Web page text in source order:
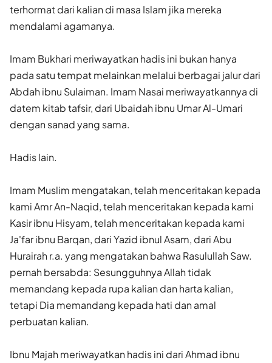
terhormat dari kalian di masa Islam jika mereka
mendalami agamanya.
Imam Bukhari meriwayatkan hadis ini bukan hanya
pada satu tempat melainkan melalui berbagai jalur dari
Abdah ibnu Sulaiman. Imam Nasai meriwayatkannya di
datem kitab tafsir, dari Ubaidah ibnu Umar Al-Umari
dengan sanad yang sama.
Hadis lain.
Imam Muslim mengatakan, telah menceritakan kepada
kami Amr An-Naqid, telah menceritakan kepada kami
Kasir ibnu Hisyam, telah menceritakan kepada kami
Ja'far ibnu Barqan, dari Yazid ibnul Asam, dari Abu
Hurairah r.a. yang mengatakan bahwa Rasulullah Saw.
pernah bersabda: Sesungguhnya Allah tidak
memandang kepada rupa kalian dan harta kalian,
tetapi Dia memandang kepada hati dan amal
perbuatan kalian.
Ibnu Majah meriwayatkan hadis ini dari Ahmad ibnu